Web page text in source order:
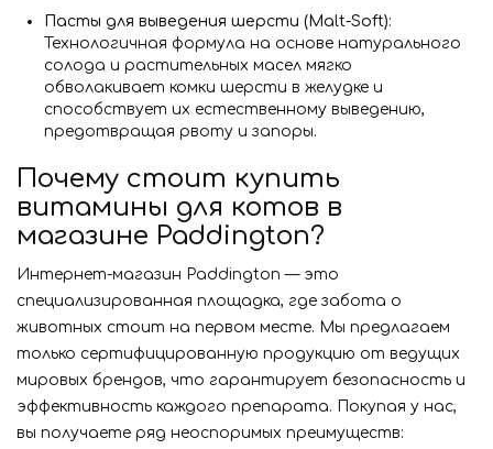
Пасты для выведения шерсти (Malt-Soft):
Технологичная формула на основе натурального
солода и растительных масел мягко
обволакивает комки шерсти в желудке и
способствует их естественному выведению,
предотвращая рвоту и запоры.
Почему стоит купить
витамины для котов в
магазине Paddington?
Интернет-магазин Paddington — это
специализированная площадка, где забота о
животных стоит на первом месте. Мы предлагаем
только сертифицированную продукцию от ведущих
мировых брендов, что гарантирует безопасность и
эффективность каждого препарата. Покупая у нас,
вы получаете ряд неоспоримых преимуществ: